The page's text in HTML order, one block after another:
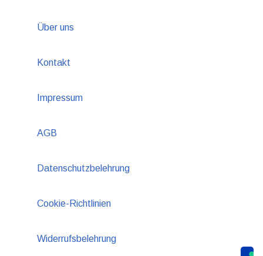
Über uns
Kontakt
Impressum
AGB
Datenschutzbelehrung
Cookie-Richtlinien
Widerrufsbelehrung